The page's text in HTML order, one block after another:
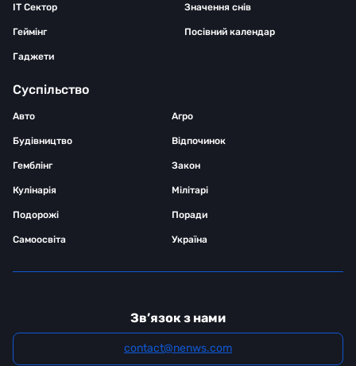
IT Сектор
Геймінг
Гаджети
Значення снів
Посівний календар
Суспільство
Авто Агро
Будівництво Відпочинок
Гемблінг Закон
Кулінарія Мілітарі
Подорожі Поради
Самоосвіта Україна
Зв’язок з нами
contact@nenws.com